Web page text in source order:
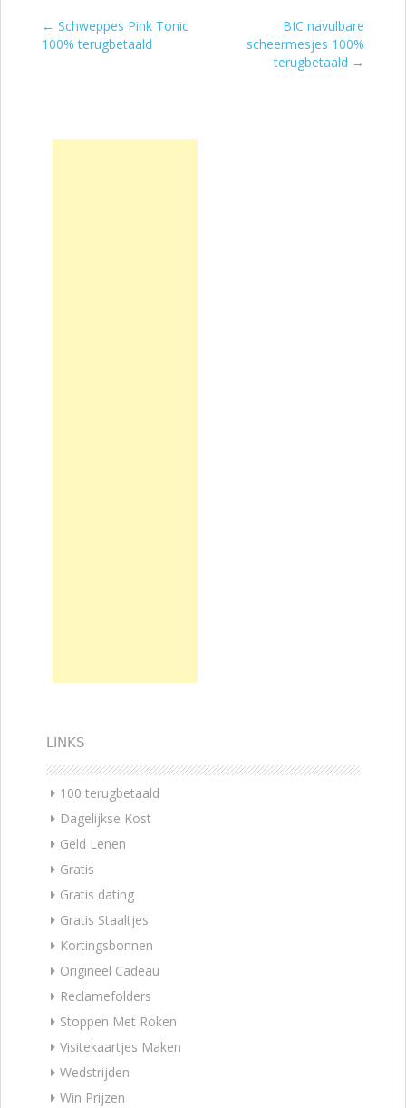
Post navigation
← Schweppes Pink Tonic
100% terugbetaald
BIC navulbare
scheermesjes 100%
terugbetaald →
LINKS
100 terugbetaald
Dagelijkse Kost
Geld Lenen
Gratis
Gratis dating
Gratis Staaltjes
Kortingsbonnen
Origineel Cadeau
Reclamefolders
Stoppen Met Roken
Visitekaartjes Maken
Wedstrijden
Win Prijzen